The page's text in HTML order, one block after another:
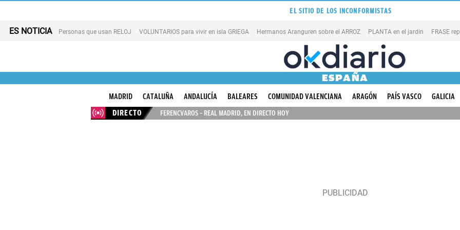
EL SITIO DE LOS INCONFORMISTAS
ES NOTICIA Personas que usan RELOJ VOLUNTARIOS para vivir en isla GRIEGA Hermanos Aranguren sobre el ARROZ PLANTA en el jardin FRASE
ESPAÑA
MADRID CATALUÑA ANDALUCÍA BALEARES COMUNIDAD VALENCIANA ARAGÓN PAÍS VASCO GALICIA
DIRECTO
FERENCVAROS – REAL MADRID, EN DIRECTO HOY